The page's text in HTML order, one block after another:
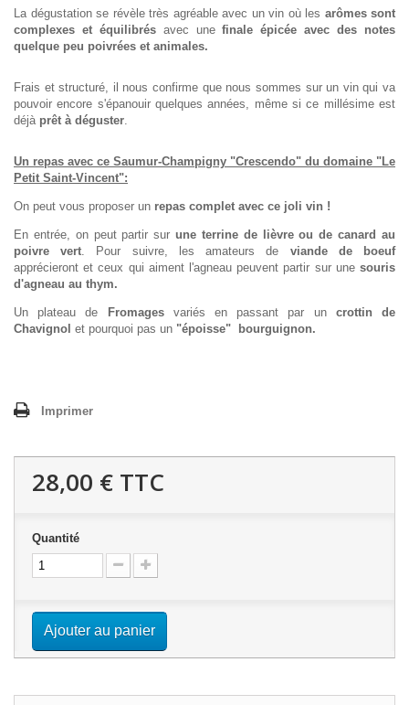
La dégustation se révèle très agréable avec un vin où les arômes sont
complexes et équilibrésavec unefinale épicée avec des notes
quelque peu poivrées et animales.
Frais et structuré, il nous confirme que nous sommes sur un vin qui va
pouvoir encore s'épanouir quelques années, même si ce millésime est
déjà prêt à déguster
Un repas avec ce Saumur-Champigny "Crescendo" du domaine "Le
Petit Saint-Vincent":
On peut vous proposer un repas complet avec ce joli vin !
En entrée, on peut partir surune terrine de lièvre ou de canard au
poivre vert . Pour suivre, les amateurs de viande de boeuf
apprécieront et ceux qui aiment l'agneau peuvent partir sur une souris
d'agneau au thym.
Un plateau de Fromagesvariés en passant par un crottin de
Chavignol et pourquoi pas un "époisse" bourguignon.
Imprimer
28,00 € TTC
Quantité
Ajouter au panier